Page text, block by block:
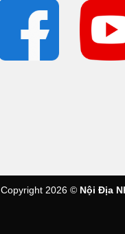
Copyright 2026 © Nội Địa